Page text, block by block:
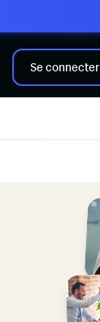
Se connecter